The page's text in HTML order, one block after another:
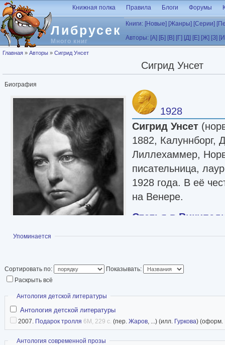
Перейти к основному содержанию
Либрусек
Много книг
Книжная полка Правила Блоги Форумы
Книги: [Новые] [Жанры] [Серии]
Авторы: [А] [Б] [В] [Г] [Д] [Е] [Ж] [З]
Вы здесь
Главная » Авторы » Сигрид Унсет
Сигрид Унсет
Биография
1928
Сигрид Унсет
1882,
Лиллехаммер,
писательница,
1928 года. В её
на Венере.
Статья в
Показать
Упоминается
Сортировать по:
Показывать:
Раскрыть всё
Скрыть
Антология детской литературы
Антология детской литературы
2007. Подарок тролля 6M, 229 с. (пер. Жаров, ...) (илл. Гуркова) (оформ.
Скрыть
Антология современной прозы